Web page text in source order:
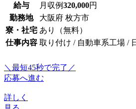
給与 月収例320,000円
勤務地
大阪府 枚方市
寮・社宅 あり（無料）
仕事内容 取り付け / 自動車系工場 /
＼最短45秒で完了／
応募へ進む
詳しく